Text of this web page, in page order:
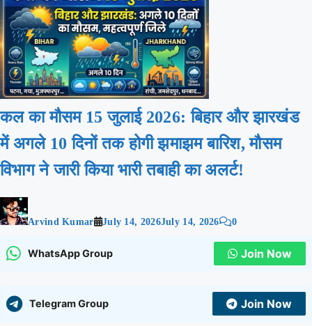
कल का मौसम 15 जुलाई 2026: बिहार और झारखंड
में अगले 10 दिनों तक होगी झमाझम बारिश, मौसम
विभाग ने जारी किया भारी तबाही का अलर्ट!
Arvind Kumar July 14, 2026July 14, 2026 0
WhatsApp Group Join Now
Telegram Group Join Now